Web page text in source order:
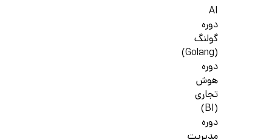
AI
دوره
گولنگ
(Golang)
دوره
هوش
تجاری
(BI)
دوره